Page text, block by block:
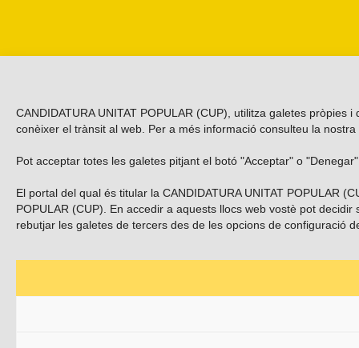
CANDIDATURA UNITAT POPULAR (CUP), utilitza galetes
conèixer el trànsit al web. Per a més informació consulteu la nostra
Pot acceptar totes les galetes pitjant el botó "Acceptar" o
El portal del qual és titular la CANDIDATURA UNITAT POPULAR
POPULAR (CUP). En accedir a aquests llocs web vostè pot
rebutjar les galetes de tercers des de les opcions de configuració